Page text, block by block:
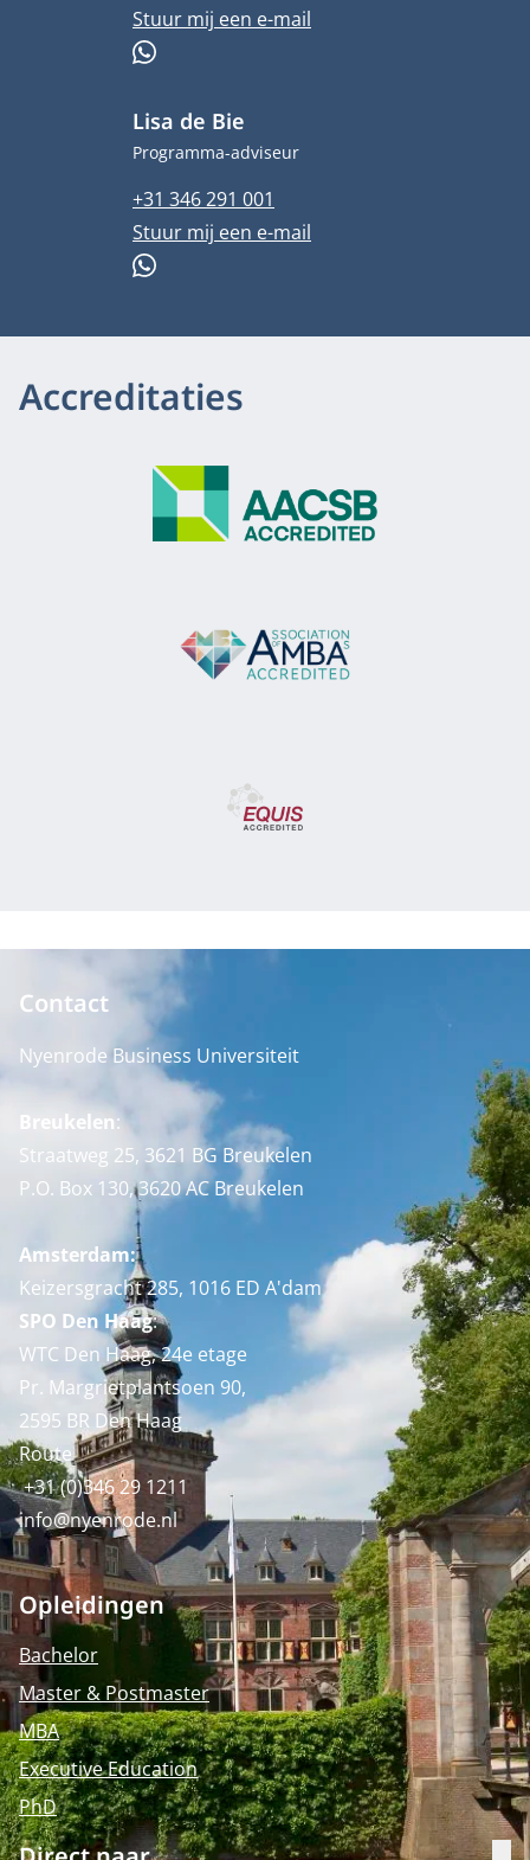
E-mailadres
Stuur mij een e-mail
WhatsApp
Lisa de Bie
Functietitel
Programma-adviseur
Telefoonnummer
+31 346 291 001
E-mailadres
Stuur mij een e-mail
WhatsApp
Accreditaties
Contact
Nyenrode Business Universiteit
Breukelen:
Straatweg 25, 3621 BG Breukelen
P.O. Box 130, 3620 AC Breukelen
Amsterdam:
Keizersgracht 285, 1016 ED A'dam
SPO Den Haag:
WTC Den Haag, 24e etage
Pr. Margrietplantsoen 90,
2595 BR Den Haag
Route
+31 (0)346 29 1211
info@nyenrode.nl
Opleidingen
Bachelor
Master & Postmaster
MBA
Executive Education
PhD